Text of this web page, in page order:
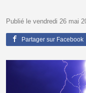
Publié le vendredi 26 mai
Partager sur Facebook